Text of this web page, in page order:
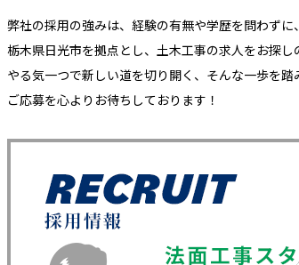
弊社の採用の強みは、経験の有無や学歴を問わずに
栃木県日光市を拠点とし、土木工事の求人をお探
やる気一つで新しい道を切り開く、そんな一歩を踏
ご応募を心よりお待ちしております！